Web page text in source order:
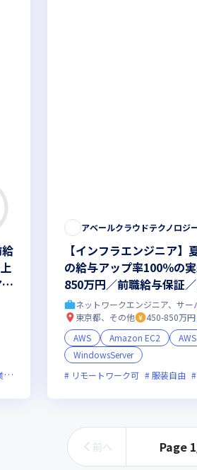
残業月20時間未満 女性エンジニアが活躍中
【インフラエンジニア
の給与アップ率100％の
850万円／前職給与保証
界・大手長期案件多数／
5h／選べる案件選択制／
ネットワークエンジニア、サー
東京都、その他
450-850万円
AWS
Amazon EC2
WindowsServer
リモートワーク可
服装自由
前へ Page 1